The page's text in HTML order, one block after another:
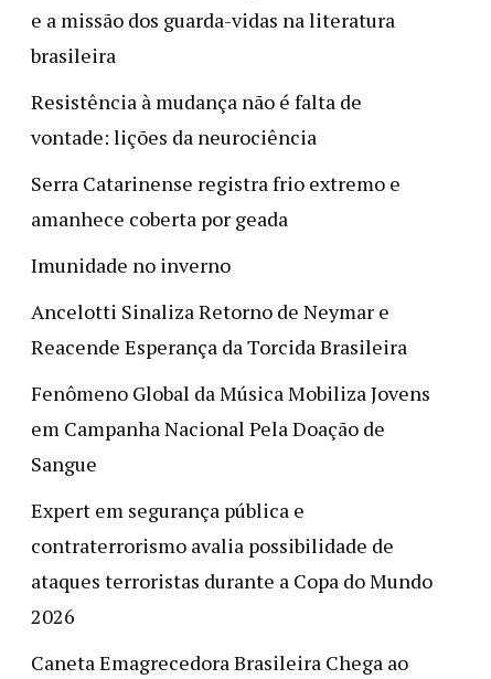
e a missão dos guarda-vidas na literatura
brasileira
Resistência à mudança não é falta de
vontade: lições da neurociência
Serra Catarinense registra frio extremo e
amanhece coberta por geada
Imunidade no inverno
Ancelotti Sinaliza Retorno de Neymar e
Reacende Esperança da Torcida Brasileira
Fenômeno Global da Música Mobiliza Jovens
em Campanha Nacional Pela Doação de
Sangue
Expert em segurança pública e
contraterrorismo avalia possibilidade de
ataques terroristas durante a Copa do Mundo
2026
Caneta Emagrecedora Brasileira Chega ao